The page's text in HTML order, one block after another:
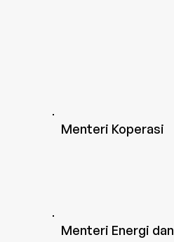
Menteri Koperasi
Menteri Energi dan